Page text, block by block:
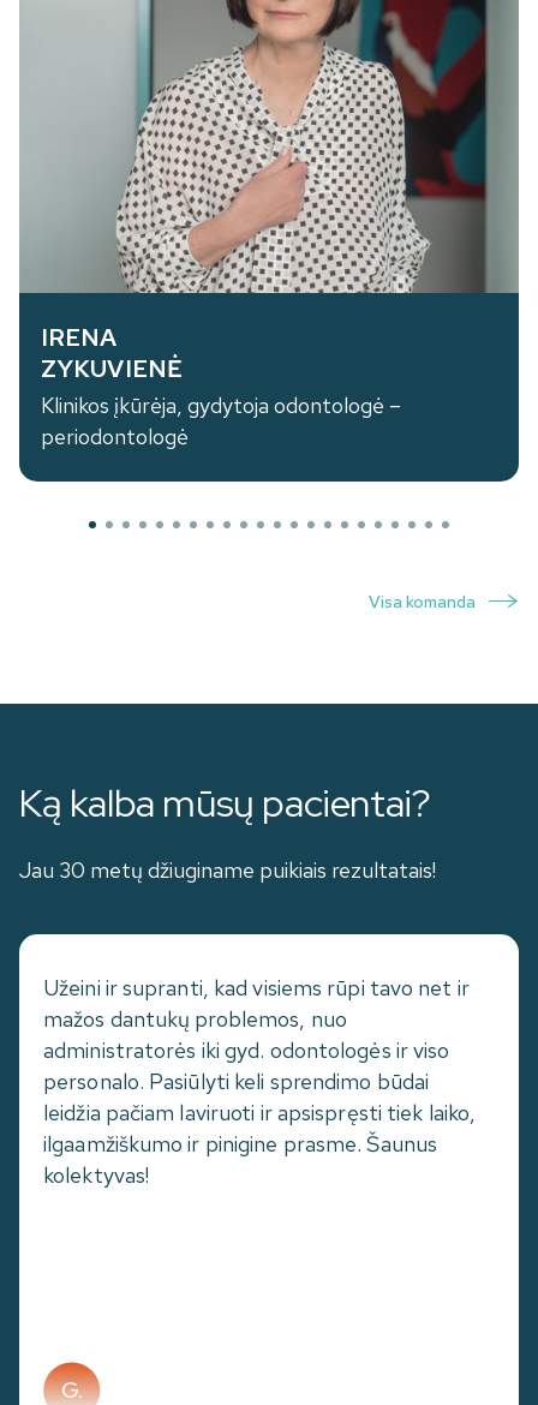
IRENA
ZYKUVIENĖ
Klinikos įkūrėja, gydytoja odontologė –
periodontologė
Visa komanda
Ką kalba mūsų pacientai?
Jau 30 metų džiuginame puikiais rezultatais!
Užeini ir supranti, kad visiems rūpi tavo net ir
mažos dantukų problemos, nuo
administratorės iki gyd. odontologės ir viso
personalo. Pasiūlyti keli sprendimo būdai
leidžia pačiam laviruoti ir apsispręsti tiek laiko,
ilgaamžiškumo ir pinigine prasme. Šaunus
kolektyvas!
G.